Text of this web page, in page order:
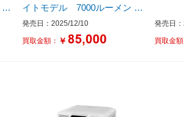
イトモデル 7000ルーメン ホ
ワイト EB-PU07WH5
発売日：2025/12/10
買取金額： ￥
発売日
買取金額